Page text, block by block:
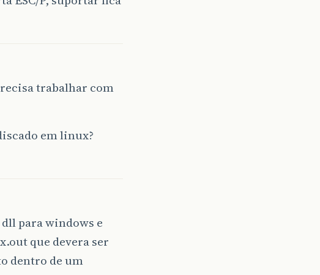
trabalhar com
em linux?
para windows e
que devera ser
dentro de um